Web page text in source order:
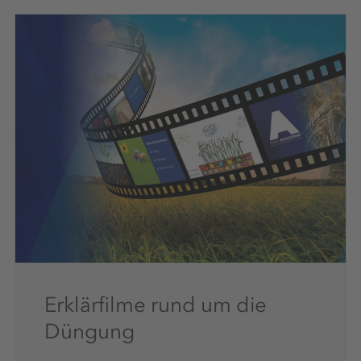
Erklärfilme rund um die
Düngung